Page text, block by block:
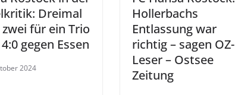
Dreimal
für ein Trio
gegen Essen
2024
Hollerbachs
Entlassung war
richtig – sagen OZ-
Leser – Ostsee
Zeitung